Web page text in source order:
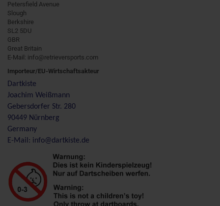
Petersfield Avenue
Slough
Berkshire
SL2 5DU
GBR
Great Britain
E-Mail: info@retrieversports.com
Importeur/EU-Wirtschaftsakteur
Dartkiste
Joachim Weißmann
Gebersdorfer Str. 280
90449 Nürnberg
Germany
E-Mail: info@dartkiste.de